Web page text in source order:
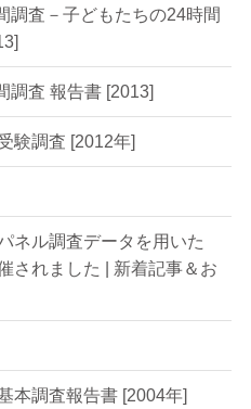
調査－子どもたちの24時間
調査 報告書 [2013]
験調査 [2012年]
ネル調査データを用いた
されました | 新着記事＆お
本調査報告書 [2004年]